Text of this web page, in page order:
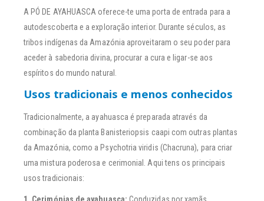
A PÓ DE AYAHUASCA oferece-te uma porta de entrada para a
autodescoberta e a exploração interior. Durante séculos, as
tribos indígenas da Amazónia aproveitaram o seu poder para
aceder à sabedoria divina, procurar a cura e ligar-se aos
espíritos do mundo natural.
Usos tradicionais e menos conhecidos
Tradicionalmente, a ayahuasca é preparada através da
combinação da planta Banisteriopsis caapi com outras plantas
da Amazónia, como a Psychotria viridis (Chacruna), para criar
uma mistura poderosa e cerimonial. Aqui tens os principais
usos tradicionais: